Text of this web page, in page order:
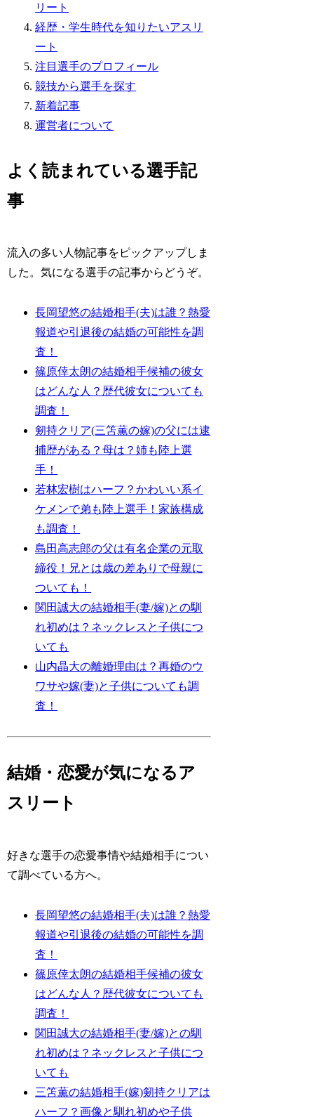
リート
経歴・学生時代を知りたいアスリ
ート
注目選手のプロフィール
競技から選手を探す
新着記事
運営者について
よく読まれている選手記
事
流入の多い人物記事をピックアップしま
した。気になる選手の記事からどうぞ。
長岡望悠の結婚相手(夫)は誰？熱愛
報道や引退後の結婚の可能性を調
査！
篠原倖太朗の結婚相手候補の彼女
はどんな人？歴代彼女についても
調査！
剱持クリア(三笘薫の嫁)の父には逮
捕歴がある？母は？姉も陸上選
手！
若林宏樹はハーフ？かわいい系イ
ケメンで弟も陸上選手！家族構成
も調査！
島田高志郎の父は有名企業の元取
締役！兄とは歳の差ありで母親に
ついても！
関田誠大の結婚相手(妻/嫁)との馴
れ初めは？ネックレスと子供につ
いても
山内晶大の離婚理由は？再婚のウ
ワサや嫁(妻)と子供についても調
査！
結婚・恋愛が気になるア
スリート
好きな選手の恋愛事情や結婚相手につい
て調べている方へ。
長岡望悠の結婚相手(夫)は誰？熱愛
報道や引退後の結婚の可能性を調
査！
篠原倖太朗の結婚相手候補の彼女
はどんな人？歴代彼女についても
調査！
関田誠大の結婚相手(妻/嫁)との馴
れ初めは？ネックレスと子供につ
いても
三笘薫の結婚相手(嫁)剱持クリアは
ハーフ？画像と馴れ初めや子供